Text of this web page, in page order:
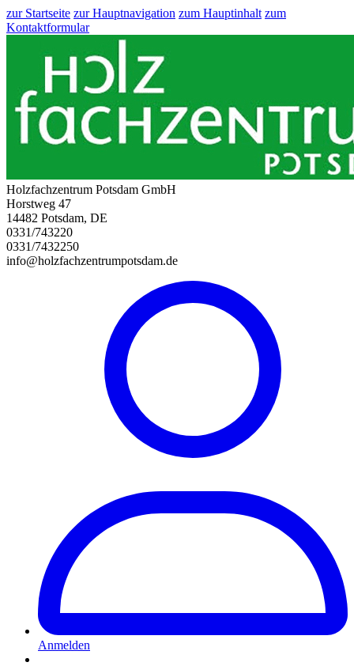
zur Startseite zur Hauptnavigation zum Hauptinhalt zum
Kontaktformular
Holzfachzentrum Potsdam GmbH
Horstweg 47
14482 Potsdam, DE
0331/743220
0331/7432250
info@holzfachzentrumpotsdam.de
Anmelden